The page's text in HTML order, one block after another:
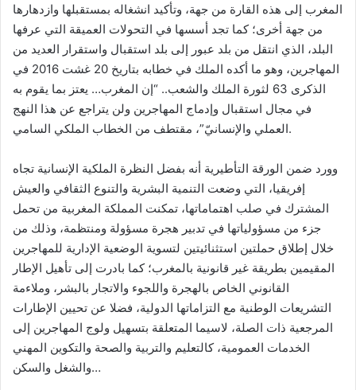
المغرب إلى هذه القارة من جهة، وتأكيد انشغاله بمستقبلها وازدهارها
من جهة أخرى؛ كما تجد أسسها في التحولات العميقة التي عرفها
البلد، الذي انتقل من بلد عبور إلى بلد استقبال واستقرار العديد من
المهاجرين، وهو ما أكده الملك في خطابه بتاريخ 20 غشت 2016 في
الذكرى 63 لثورة الملك والشعب.. “إن المغرب… يعتز بما يقوم به
في مجال استقبال وإدماج المهاجرين ولن يتراجع عن هذا النهج
العملي والإنسانيّ”، مقتطف من الخطاب الملكي السامي.
وورد ضمن الورقة التأطيرية أنه بفضل النظرة الملكية الإنسانية تجاه
إفريقيا، التي وضعت التنمية البشرية والتنوع الثقافي والعيش
المشترك في صلب اهتماماتها، تمكنت المملكة المغربية من تحمل
جزء من مسؤولياتها في تدبير هجرة مسؤولة ومنتظمة، وذلك من
خلال إطلاق حملتين استثنائيتين لتسوية الوضعية الإدارية للمهاجرين
المقيمين بطريقة غير قانونية بالمغرب؛ كما بادرت إلى تأهيل الإطار
القانوني الخاص بالهجرة واللجوء والاتجار بالبشر، وملاءمة
التشريعات الوطنية مع التزاماتها الدولية، فضلا عن تحيين الإطارات
المرجعية ذات الصلة، لاسيما المتعلقة بتسهيل ولوج المهاجرين إلى
الخدمات العمومية، كالتعليم والتربية والصحة والتكوين المهني
والشغل والسكن…